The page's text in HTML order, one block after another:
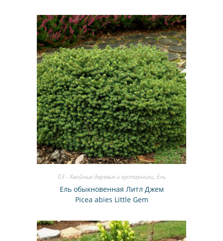
03 - Хвойные деревья и кустарники, Ель
Ель обыкновенная Литл Джем
Picea abies Little Gem